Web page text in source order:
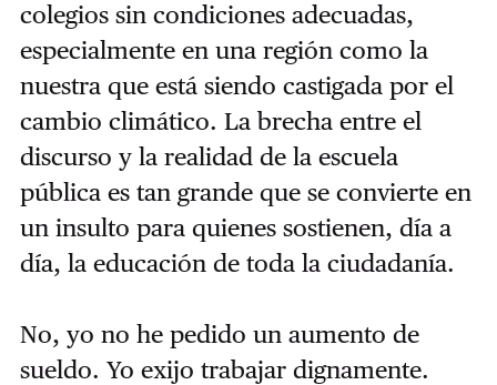
colegios sin condiciones adecuadas,
especialmente en una región como la
nuestra que está siendo castigada por el
cambio climático. La brecha entre el
discurso y la realidad de la escuela
pública es tan grande que se convierte en
un insulto para quienes sostienen, día a
día, la educación de toda la ciudadanía.
No, yo no he pedido un aumento de
sueldo. Yo exijo trabajar dignamente.